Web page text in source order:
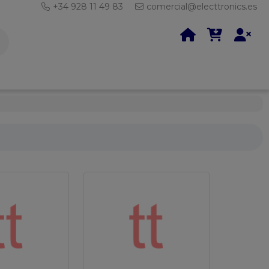
+34 928 11 49 83 comercial@electtronics.es